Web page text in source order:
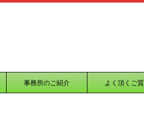
事務所のご紹介 よく頂くご